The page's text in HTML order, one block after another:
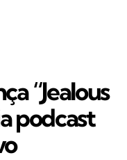
“Jealous
podcast